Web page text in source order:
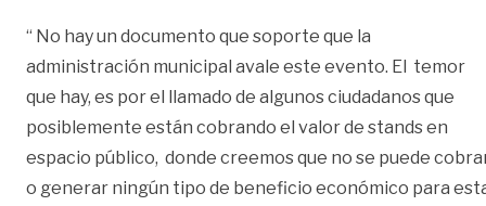
“ No hay un documento que soporte que la
administración municipal avale este evento. El temor
que hay, es por el llamado de algunos ciudadanos que
posiblemente están cobrando el valor de stands en
espacio público, donde creemos que no se puede
o generar ningún tipo de beneficio económico para